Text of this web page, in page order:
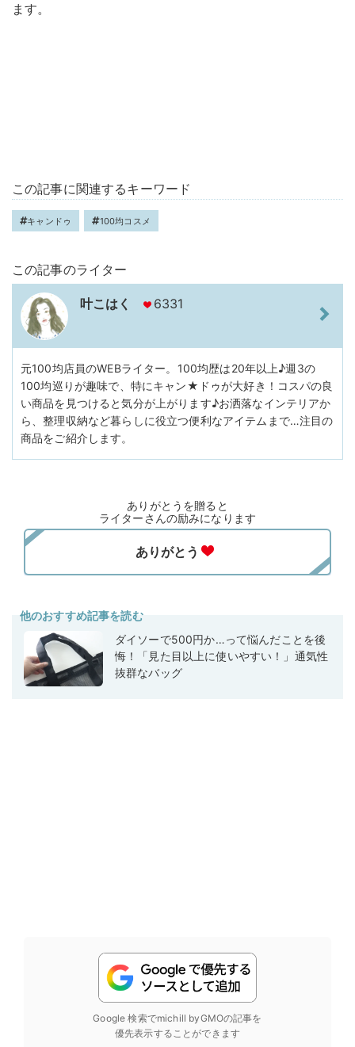
ます。
この記事に関連するキーワード
キャンドゥ 100均コスメ
この記事のライター
叶こはく 6331
元100均店員のWEBライター。100均歴は20年以上♪週3の
100均巡りが趣味で、特にキャン★ドゥが大好き！コスパの良
い商品を見つけると気分が上がります♪お洒落なインテリアか
ら、整理収納など暮らしに役立つ便利なアイテムまで…注目の
商品をご紹介します。
ありがとうを贈ると
ライターさんの励みになります
他のおすすめ記事を読む
ダイソーで500円か…って悩んだことを後
悔！「見た目以上に使いやすい！」通気性
抜群なバッグ
Google 検索でmichill byGMOの記事を
優先表示することができます